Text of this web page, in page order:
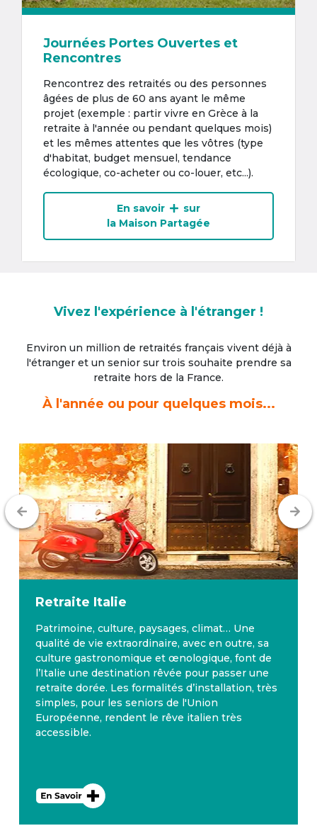
Journées Portes Ouvertes et
Rencontres
Rencontrez des retraités ou des personnes
âgées de plus de 60 ans ayant le même
projet (exemple : partir vivre en Grèce à la
retraite à l'année ou pendant quelques mois)
et les mêmes attentes que les vôtres (type
d'habitat, budget mensuel, tendance
écologique, co-acheter ou co-louer, etc...).
En savoir
sur
la Maison Partagée
Vivez l'expérience à l'étranger !
Environ un million de retraités français vivent déjà à
l'étrangeret un senior sur trois souhaite prendre sa
retraite hors de la France.
À l'année ou pour quelques mois...
Retraite Italie
Patrimoine, culture, paysages, climat… Une
qualité de vie extraordinaire, avec en outre, sa
culture gastronomique et œnologique, font de
l’Italie une destination rêvée pour passer une
retraite dorée. Les formalités d’installation, très
simples, pour les seniors de l'Union
Européenne, rendent le rêve italien très
accessible.